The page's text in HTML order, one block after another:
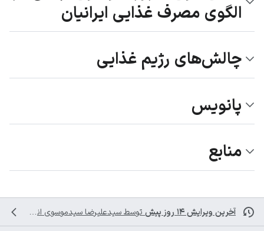
الگوی مصرف غذایی ایرانیان
چالش‌های رژیم غذایی
پانویس
منابع
آخرین ویرایش ۱۴ روز پیش توسط سیدعلیرضا سیدموسوی انجام شده است